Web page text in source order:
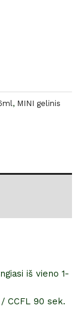
, MINI gelinis
iš vieno 1-
CCFL 90 sek.